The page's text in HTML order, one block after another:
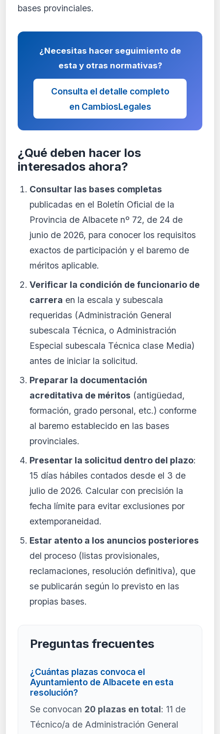
bases provinciales.
¿Necesitas hacer seguimiento de
esta y otras normativas?
Consulta el detalle completo
en CambiosLegales
¿Qué deben hacer los
interesados ahora?
Consultar las bases completas
publicadas en el Boletín Oficial de la
Provincia de Albacete nº 72, de 24 de
junio de 2026, para conocer los requisitos
exactos de participación y el baremo de
méritos aplicable.
Verificar la condición de funcionario de
carrera en la escala y subescala
requeridas (Administración General
subescala Técnica, o Administración
Especial subescala Técnica clase Media)
antes de iniciar la solicitud.
Preparar la documentación
acreditativa de méritos (antigüedad,
formación, grado personal, etc.) conforme
al baremo establecido en las bases
provinciales.
Presentar la solicitud dentro del plazo:
15 días hábiles contados desde el 3 de
julio de 2026. Calcular con precisión la
fecha límite para evitar exclusiones por
extemporaneidad.
Estar atento a los anuncios posteriores
del proceso (listas provisionales,
reclamaciones, resolución definitiva), que
se publicarán según lo previsto en las
propias bases.
Preguntas frecuentes
¿Cuántas plazas convoca el
Ayuntamiento de Albacete en esta
resolución?
Se convocan 20 plazas en total: 11 de
Técnico/a de Administración General